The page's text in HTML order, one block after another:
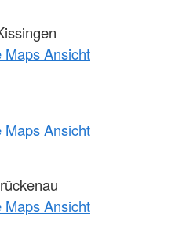
Maps Ansicht
Maps Ansicht
Maps Ansicht